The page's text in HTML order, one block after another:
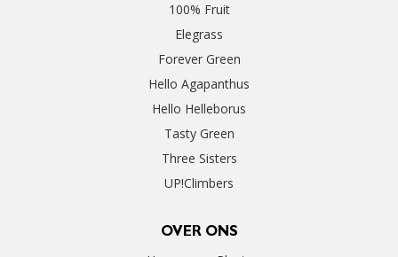
100% Fruit
Elegrass
Forever Green
Hello Agapanthus
Hello Helleborus
Tasty Green
Three Sisters
UP!Climbers
OVER ONS